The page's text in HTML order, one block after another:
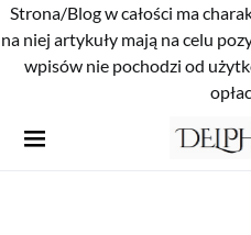
Strona/Blog w całości ma
na niej artykuły mają na celu
wpisów nie pochodzi od